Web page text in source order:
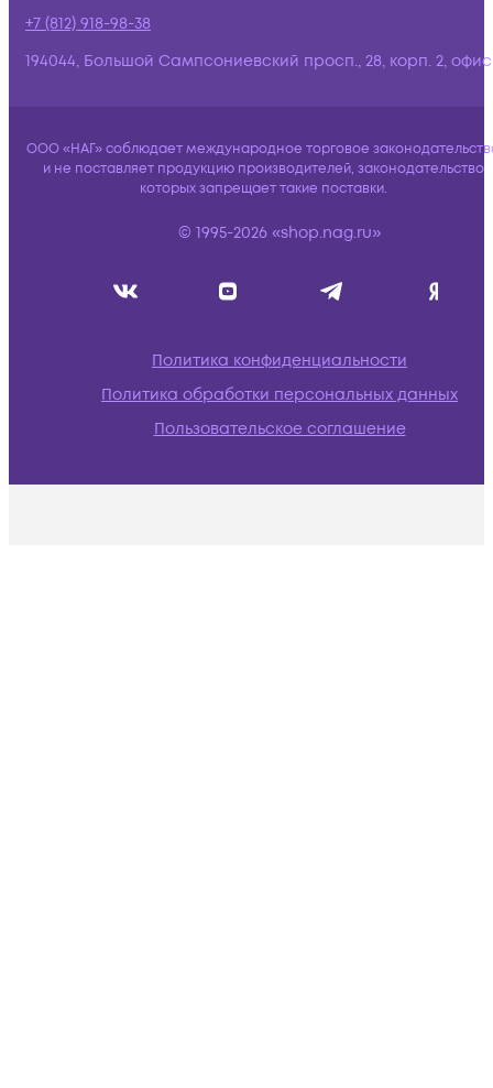
+7 (812) 918-98-38
194044, Большой Сампсониевский просп., 28, корп. 2,
ООО «НАГ» соблюдает международное торговое
и не поставляет продукцию производителей, законодательство
которых запрещает такие поставки.
© 1995-2026 «shop.nag.ru»
Политика конфиденциальности
Политика обработки персональных данных
Пользовательское соглашение